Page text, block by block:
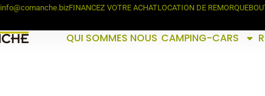
info@comanche.bizFINANCEZ VOTRE ACHATLOCATION DE REMORQUE
QUI SOMMES NOUS CAMPING-CARS